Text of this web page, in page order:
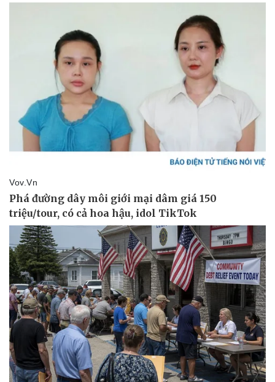
Doanh nghiệp
Thông tin doanh nghiệp
Công nghệ
Sành điệu